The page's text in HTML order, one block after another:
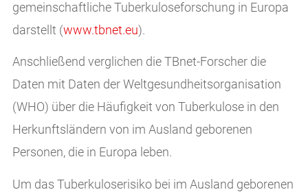
gemeinschaftliche Tuberkuloseforschung in Europa
darstellt (www.tbnet.eu).
Anschließend verglichen die TBnet-Forscher die
Daten mit Daten der Weltgesundheitsorganisation
(WHO) über die Häufigkeit von Tuberkulose in den
Herkunftsländern von im Ausland geborenen
Personen, die in Europa leben.
Um das Tuberkuloserisiko bei im Ausland geborenen